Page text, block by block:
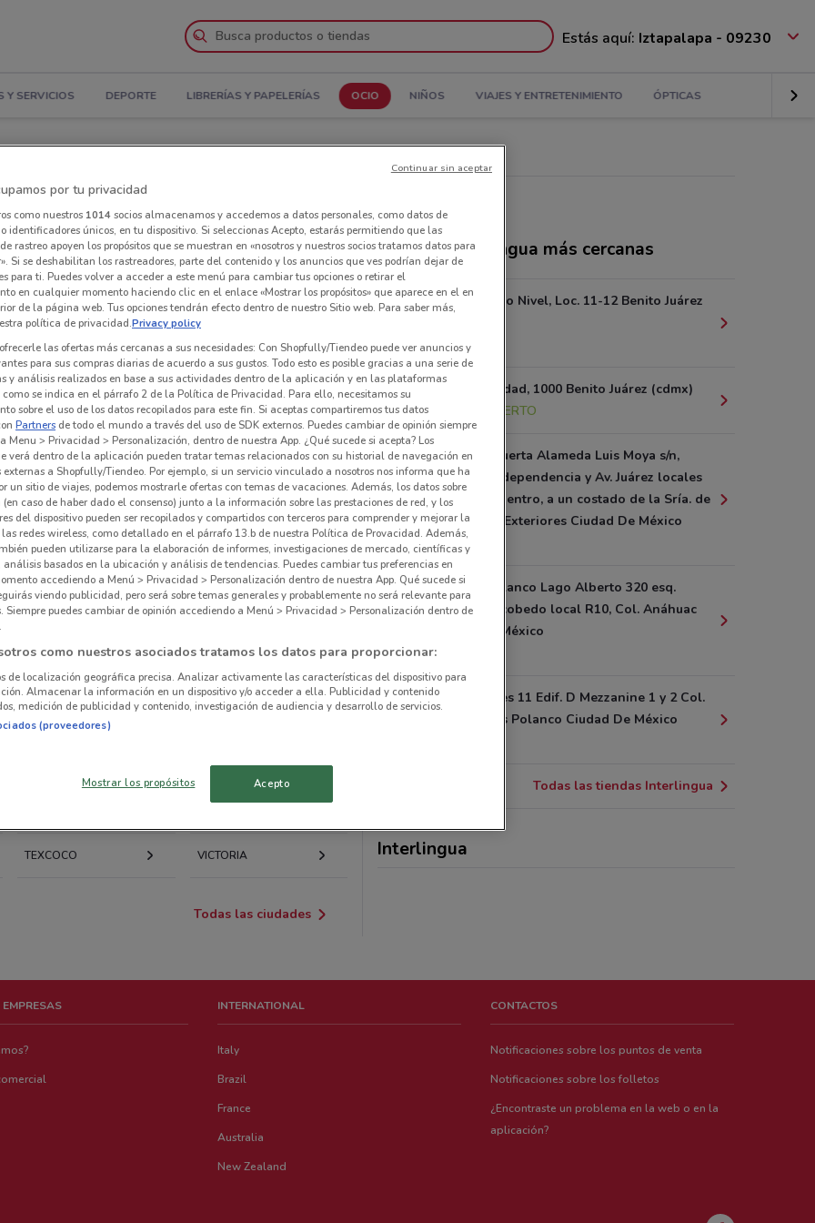
Estás aquí: Iztapalapa - 09230
Y SERVICIOS DEPORTE LIBRERÍAS Y PAPELERÍAS OCIO NIÑOS VIAJES Y ENTRETENIMIENTO ÓPTICAS
en Iztapalapa
hay ofertas vigentes
AZCAPOTZALCO IZTACALCO
CARRANZA
TEXCOCO VICTORIA
Todas las ciudades
Tiendas Interlingua más cercanas
Dakota 95 1o Nivel, Loc. 11-12 Benito Juárez
853 m
Av. Universidad, 1000 Benito Juárez (cdmx)
ABIERTO
Conjunto Puerta Alameda Luis Moya s/n,
entre Av. Independencia y Av. Juárez locales
J2 y K Col. Centro, a un costado de la Sría. de
Relaciones Exteriores Ciudad De México
4.6 km
Parques Polanco Lago Alberto 320 esq.
Mariano Escobedo local R10, Col. Anáhuac
Ciudad De México
4.8 km
Jaime Balmes 11 Edif. D Mezzanine 1 y 2 Col.
Los Morales Polanco Ciudad De México
Todas las tiendas Interlingua
Interlingua
INTERNATIONAL
Italy
Brazil
France
Australia
New Zealand
CONTACTOS
Notificaciones sobre los puntos de venta
Notificaciones sobre los folletos
¿Encontraste un problema en la web o en la
aplicación?
por tu privacidad
como nuestros 1014socios almacenamos y accedemos a datos personales, como datos de
identificadores únicos, en tu dispositivo. Si seleccionas Acepto, estarás permitiendo que las
rastreo apoyen los propósitos que se muestran en «nosotros y nuestros socios tratamos datos para
Si se deshabilitan los rastreadores, parte del contenido y los anuncios que ves podrían dejar de
para ti. Puedes volver a acceder a este menú para cambiar tus opciones o retirar el
en cualquier momento haciendo clic en el enlace «Mostrar los propósitos» que aparece en el en
de la página web. Tus opciones tendrán efecto dentro de nuestro Sitio web. Para saber más,
política de privacidad.Privacy policy
las ofertas más cercanas a sus necesidades: Con Shopfully/Tiendeo puede ver anuncios y
para sus compras diarias de acuerdo a sus gustos. Todo esto es posible gracias a una serie de
y análisis realizados en base a sus actividades dentro de la aplicación y en las plataformas
como se indica en el párrafo 2 de la Política de Privacidad. Para ello, necesitamos su
sobre el uso de los datos recopilados para este fin. Si aceptas compartiremos tus datos
Partners de todo el mundo a través del uso de SDK externos. Puedes cambiar de opinión siempre
Menu > Privacidad > Personalización, dentro de nuestra App. ¿Qué sucede si acepta? Los
verá dentro de la aplicación pueden tratar temas relacionados con su historial de navegación en
a Shopfully/Tiendeo. Por ejemplo, si un servicio vinculado a nosotros nos informa que ha
un sitio de viajes, podemos mostrarle ofertas con temas de vacaciones. Además, los datos sobre
caso de haber dado el consenso) junto a la información sobre las prestaciones de red, y los
del dispositivo pueden ser recopilados y compartidos con terceros para comprender y mejorar la
las redes wireless, como detallado en el párrafo 13.b de nuestra Política de Provacidad. Además,
pueden utilizarse para la elaboración de informes, investigaciones de mercado, científicas y
análisis basados en la ubicación y análisis de tendencias. Puedes cambiar tus preferencias en
accediendo a Menú > Privacidad > Personalización dentro de nuestra App. Qué sucede si
viendo publicidad, pero será sobre temas generales y probablemente no será relevante para
Siempre puedes cambiar de opinión accediendo a Menú > Privacidad > Personalización dentro de
como nuestros asociados tratamos los datos para proporcionar:
de localización geográfica precisa. Analizar activamente las características del dispositivo para
Almacenar la información en un dispositivo y/o acceder a ella. Publicidad y contenido
medición de publicidad y contenido, investigación de audiencia y desarrollo de servicios.
(proveedores)
Mostrar los propósitos Acepto
Continuar sin aceptar